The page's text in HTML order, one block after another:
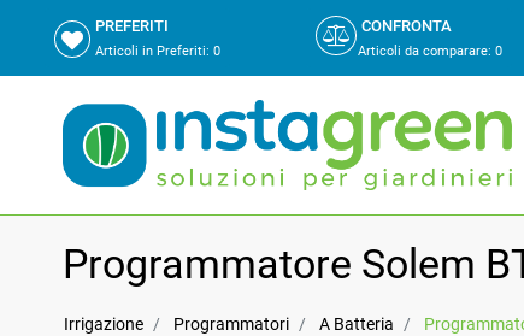
PREFERITI
Articoli in Preferiti: 0
CONFRONTA
Articoli da comparare: 0
Programmatore Solem
Irrigazione Programmatori A Batteria